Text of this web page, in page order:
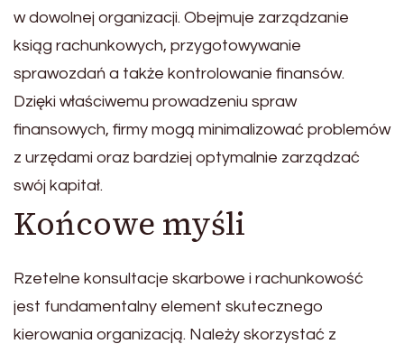
w dowolnej organizacji. Obejmuje zarządzanie
ksiąg rachunkowych, przygotowywanie
sprawozdań a także kontrolowanie finansów.
Dzięki właściwemu prowadzeniu spraw
finansowych, firmy mogą minimalizować problemów
z urzędami oraz bardziej optymalnie zarządzać
swój kapitał.
Końcowe myśli
Rzetelne konsultacje skarbowe i rachunkowość
jest fundamentalny element skutecznego
kierowania organizacją. Należy skorzystać z